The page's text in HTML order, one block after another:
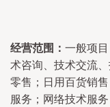
经营范围： 一般项
术咨询、技术交流
零售；日用百货销
服务；网络技术服